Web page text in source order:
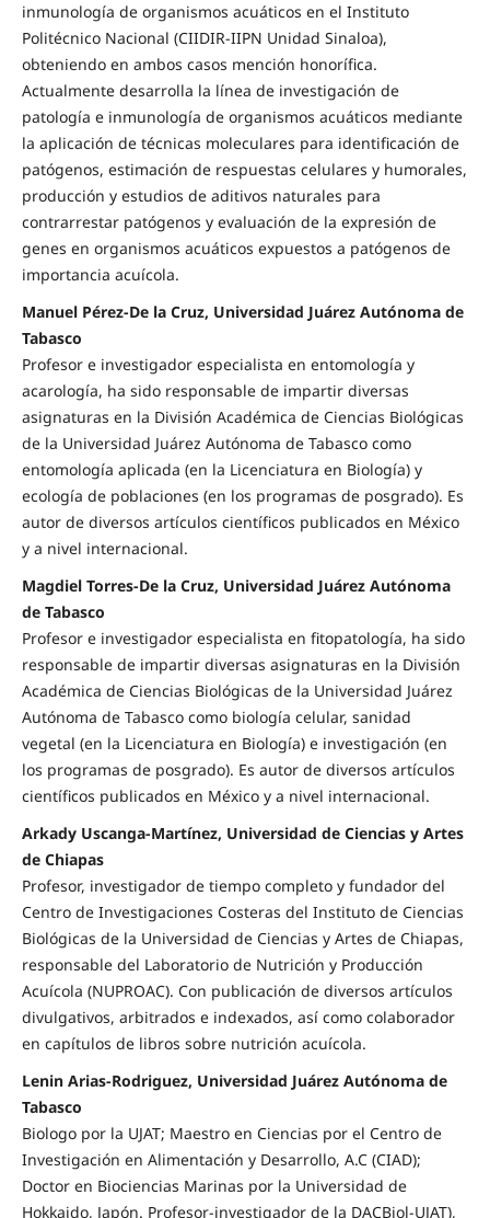
inmunología de organismos acuáticos en el Instituto
Politécnico Nacional (CIIDIR-IIPN Unidad Sinaloa),
obteniendo en ambos casos mención honorífica.
Actualmente desarrolla la línea de investigación de
patología e inmunología de organismos acuáticos mediante
la aplicación de técnicas moleculares para identificación de
patógenos, estimación de respuestas celulares y humorales,
producción y estudios de aditivos naturales para
contrarrestar patógenos y evaluación de la expresión de
genes en organismos acuáticos expuestos a patógenos de
importancia acuícola.
Manuel Pérez-De la Cruz, Universidad Juárez Autónoma de
Tabasco
Profesor e investigador especialista en entomología y
acarología, ha sido responsable de impartir diversas
asignaturas en la División Académica de Ciencias Biológicas
de la Universidad Juárez Autónoma de Tabasco como
entomología aplicada (en la Licenciatura en Biología) y
ecología de poblaciones (en los programas de posgrado). Es
autor de diversos artículos científicos publicados en México
y a nivel internacional.
Magdiel Torres-De la Cruz, Universidad Juárez Autónoma
de Tabasco
Profesor e investigador especialista en fitopatología, ha sido
responsable de impartir diversas asignaturas en la División
Académica de Ciencias Biológicas de la Universidad Juárez
Autónoma de Tabasco como biología celular, sanidad
vegetal (en la Licenciatura en Biología) e investigación (en
los programas de posgrado). Es autor de diversos artículos
científicos publicados en México y a nivel internacional.
Arkady Uscanga-Martínez, Universidad de Ciencias y Artes
de Chiapas
Profesor, investigador de tiempo completo y fundador del
Centro de Investigaciones Costeras del Instituto de Ciencias
Biológicas de la Universidad de Ciencias y Artes de Chiapas,
responsable del Laboratorio de Nutrición y Producción
Acuícola (NUPROAC). Con publicación de diversos artículos
divulgativos, arbitrados e indexados, así como colaborador
en capítulos de libros sobre nutrición acuícola.
Lenin Arias-Rodriguez, Universidad Juárez Autónoma de
Tabasco
Biologo por la UJAT; Maestro en Ciencias por el Centro de
Investigación en Alimentación y Desarrollo, A.C (CIAD);
Doctor en Biociencias Marinas por la Universidad de
Hokkaido, Japón. Profesor-investigador de la DACBiol-UJAT),